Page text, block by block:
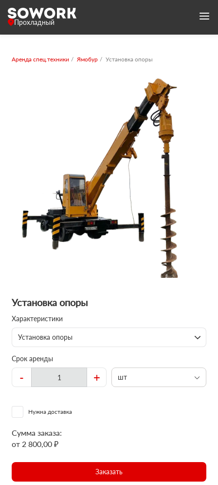
Прохладный
Аренда спец.техники Ямобур Установка опоры
Установка опоры
Характеристики
Установка опоры
Срок аренды
- + шт
Нужна доставка
Сумма заказа:
от 2 800,00 ₽
Заказать